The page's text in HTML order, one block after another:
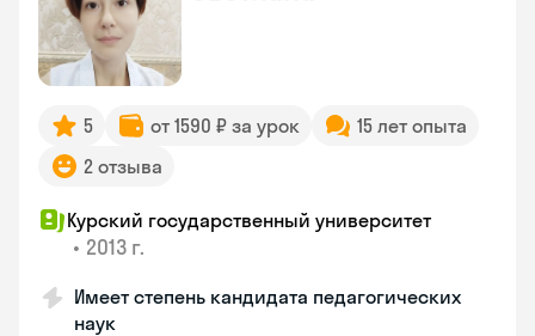
5 от 1590 ₽ за урок
15 лет опыта
2 отзыва
Курский государственный университет
• 2013 г.
Имеет степень кандидата педагогических
наук